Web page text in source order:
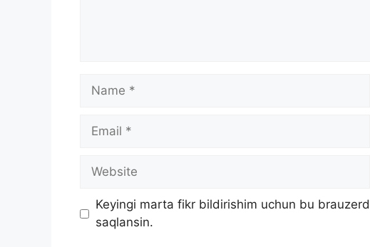
Name
Email
Website
Keyingi marta fikr bildirishim uchun bu
saqlansin.